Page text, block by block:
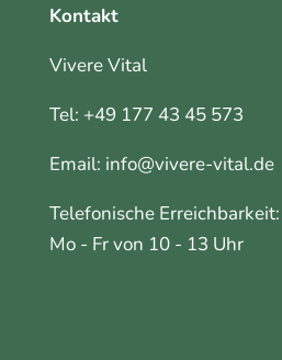
Kontakt
Vivere Vital
Tel: +49 177 43 45 573
Email: info@vivere-vital.de
Telefonische Erreichbarkeit:
Mo - Fr von 10 - 13 Uhr